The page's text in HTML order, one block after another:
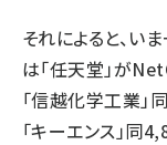
それによると、い
は「任天堂」が
「信越化学工業」
「キーエンス」同